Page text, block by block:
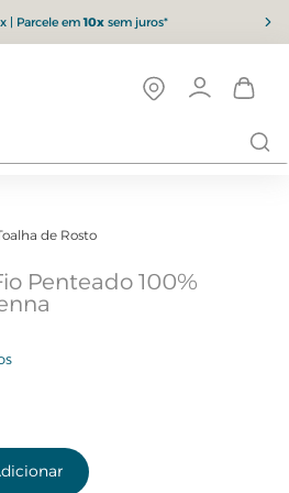
| Parcele em10xsem juros*
de Rosto
Penteado 100%